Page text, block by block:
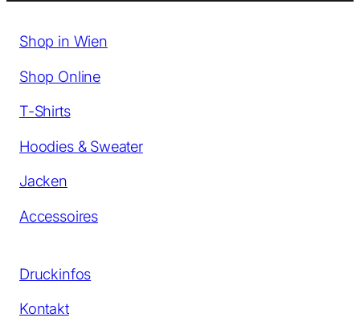
Shop in Wien
Shop Online
T-Shirts
Hoodies & Sweater
Jacken
Accessoires
Druckinfos
Kontakt